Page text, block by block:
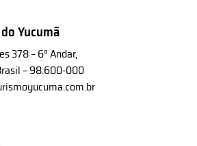
Yucumã
378 – 6° Andar,
– 98.600-000